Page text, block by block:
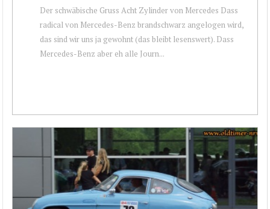
Der schwäbische Gruss Acht Zylinder von Mercedes Dass
radical von Mercedes-Benz brandschwarz angelogen wird,
das sind wir uns ja gewohnt (das bleibt lesenswert). Dass
Mercedes-Benz aber eh alle Journ...